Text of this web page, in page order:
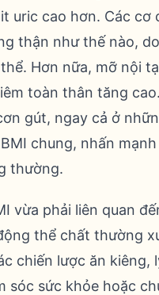
uric cao hơn. Các
thận như thế nào,
Hơn nữa, mỡ nội
toàn thân tăng
gút, ngay cả ở
chung, nhấn
thường.
vừa phải liên quan
thể chất thường
chiến lược ăn
sóc sức khỏe hoặc